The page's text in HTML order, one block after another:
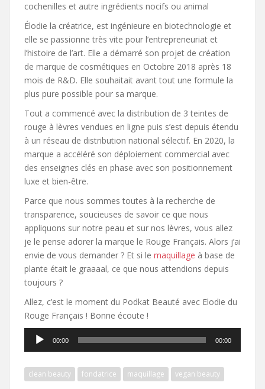
cochenilles et autre ingrédients nocifs ou animal
Élodie la créatrice, est ingénieure en biotechnologie et
elle se passionne très vite pour l’entrepreneuriat et
l’histoire de l’art. Elle a démarré son projet de création
de marque de cosmétiques en Octobre 2018 après 18
mois de R&D. Elle souhaitait avant tout une formule la
plus pure possible pour sa marque.
Tout a commencé avec la distribution de 3 teintes de
rouge à lèvres vendues en ligne puis s’est depuis étendu
à un réseau de distribution national sélectif. En 2020, la
marque a accéléré son déploiement commercial avec
des enseignes clés en phase avec son positionnement
luxe et bien-être.
Parce que nous sommes toutes à la recherche de
transparence, soucieuses de savoir ce que nous
appliquons sur notre peau et sur nos lèvres, vous allez
je le pense adorer la marque le Rouge Français. Alors j’ai
envie de vous demander ? Et si le maquillage à base de
plante était le graaaal, ce que nous attendions depuis
toujours ?
Allez, c’est le moment du Podkat Beauté avec Elodie du
Rouge Français ! Bonne écoute !
Lecteur
00:00 00:00
clean beauty fondatrice maquillage vegan beauty